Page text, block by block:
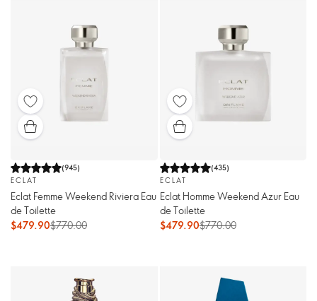
(945)
ECLAT
Eclat Femme Weekend Riviera Eau
de Toilette
$479.90$770.00
(435)
ECLAT
Eclat Homme Weekend Azur Eau
de Toilette
$479.90$770.00